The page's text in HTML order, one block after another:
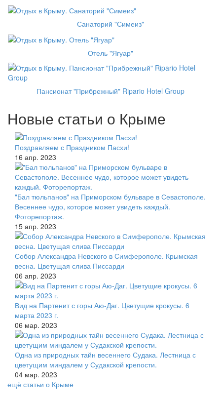
Санаторий "Симеиз"
Отель "Ягуар"
Пансионат "Прибрежный" Ripario Hotel Group
Новые статьи о Крыме
Поздравляем с Праздником Пасхи!
16 апр. 2023
"Бал тюльпанов" на Приморском бульваре в Севастополе.
Весеннее чудо, которое может увидеть каждый.
Фоторепортаж.
15 апр. 2023
Собор Александра Невского в Симферополе. Крымская
весна. Цветущая слива Писсарди
06 апр. 2023
Вид на Партенит с горы Аю-Даг. Цветущие крокусы. 6
марта 2023 г.
06 мар. 2023
Одна из природных тайн весеннего Судака. Лестница с
цветущим миндалем у Судакской крепости.
04 мар. 2023
ещё статьи о Крыме